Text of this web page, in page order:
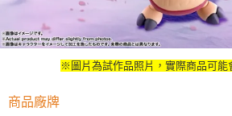
※圖片為試作品照片，實際商品可
商品廠牌